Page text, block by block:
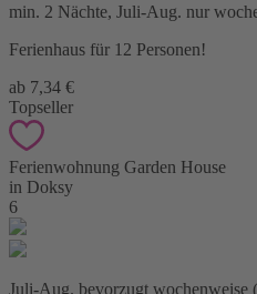
min. 2 Nächte, Juli-Aug. nur
Ferienhaus für 12 Personen!
ab 7,34 €
Topseller
Ferienwohnung Garden House
in Doksy
6
Juli-Aug. bevorzugt wochenweise